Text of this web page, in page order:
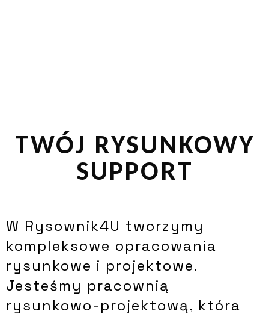
TWÓJ RYSUNKOWY
SUPPORT
W Rysownik4U tworzymy
kompleksowe opracowania
rysunkowe i projektowe.
Jesteśmy pracownią
rysunkowo-projektową, która